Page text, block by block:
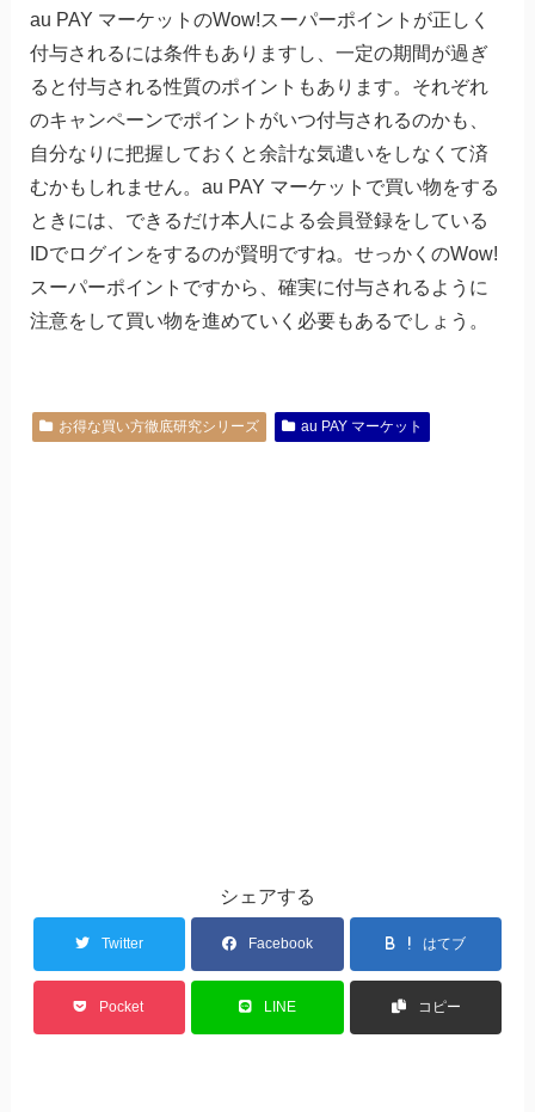
au PAY マーケットのWow!スーパーポイントが正しく
付与されるには条件もありますし、一定の期間が過ぎ
ると付与される性質のポイントもあります。それぞれ
のキャンペーンでポイントがいつ付与されるのかも、
自分なりに把握しておくと余計な気遣いをしなくて済
むかもしれません。au PAY マーケットで買い物をする
ときには、できるだけ本人による会員登録をしている
IDでログインをするのが賢明ですね。せっかくのWow!
スーパーポイントですから、確実に付与されるように
注意をして買い物を進めていく必要もあるでしょう。
お得な買い方徹底研究シリーズ au PAY マーケット
シェアする
Twitter Facebook はてブ
Pocket LINE コピー